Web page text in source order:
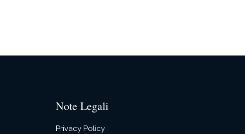
Note Legali
Privacy Policy